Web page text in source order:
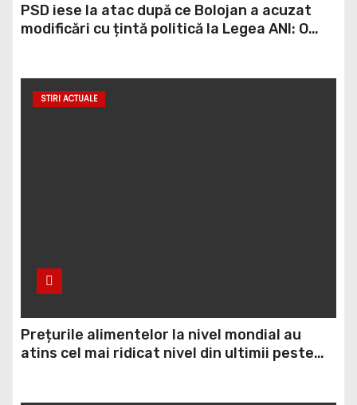
PSD iese la atac după ce Bolojan a acuzat
modificări cu țintă politică la Legea ANI: O
STIRI ACTUALE
Prețurile alimentelor la nivel mondial au
atins cel mai ridicat nivel din ultimii peste